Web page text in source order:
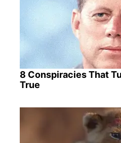
8 Conspiracies That
True